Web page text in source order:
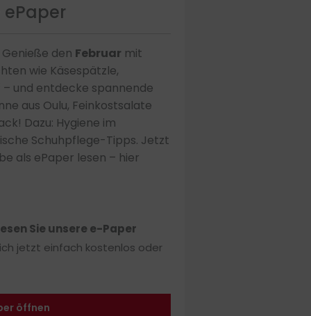
Genieße den Februar mit
wie Käsespätzle,
– und entdecke spannende
aus Oulu, Feinkostsalate
Dazu: Hygiene im
Schuhpflege-Tipps. Jetzt
als ePaper lesen – hier
Sie unsere e-Paper
jetzt einfach kostenlos oder
öffnen